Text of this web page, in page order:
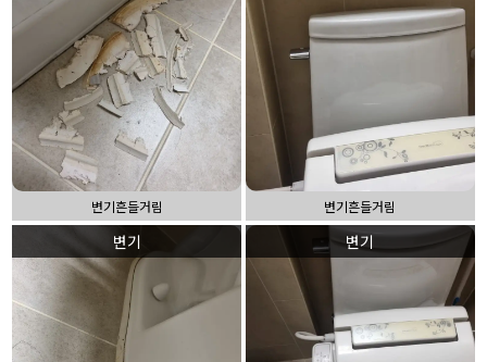
변기흔들거림 변기흔들거림
변기 변기